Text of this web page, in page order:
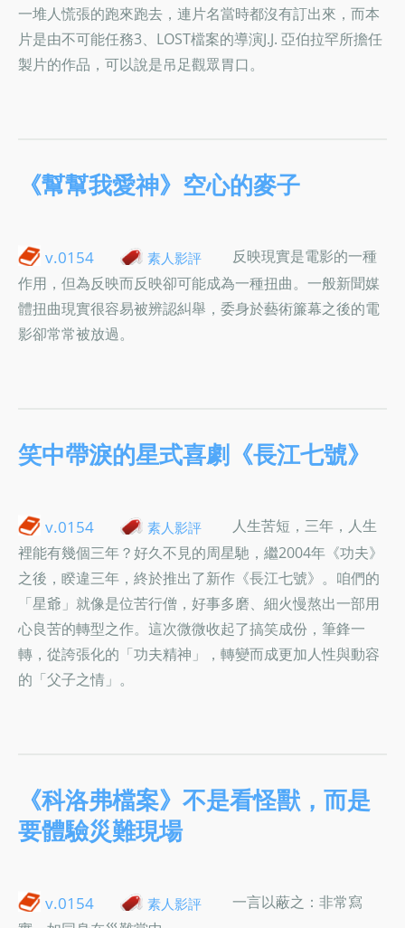
一堆人慌張的跑來跑去，連片名當時都沒有訂出來，而本
片是由不可能任務3、LOST檔案的導演J.J. 亞伯拉罕所擔任
製片的作品，可以說是吊足觀眾胃口。
《幫幫我愛神》空心的麥子
v.0154 素人影評
反映現實是電影的一種
作用，但為反映而反映卻可能成為一種扭曲。一般新聞媒
體扭曲現實很容易被辨認糾舉，委身於藝術簾幕之後的電
影卻常常被放過。
笑中帶淚的星式喜劇《長江七號》
v.0154 素人影評
人生苦短，三年，人生
裡能有幾個三年？好久不見的周星馳，繼2004年《功夫》
之後，睽違三年，終於推出了新作《長江七號》。咱們的
「星爺」就像是位苦行僧，好事多磨、細火慢熬出一部用
心良苦的轉型之作。這次微微收起了搞笑成份，筆鋒一
轉，從誇張化的「功夫精神」，轉變而成更加人性與動容
的「父子之情」。
《科洛弗檔案》不是看怪獸，而是
要體驗災難現場
v.0154 素人影評
一言以蔽之：非常寫